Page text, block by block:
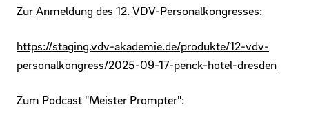
Zur Anmeldung des 12. VDV-Personalkongresses:
https://staging.vdv-akademie.de/produkte/12-vdv-
personalkongress/2025-09-17-penck-hotel-dresden
Zum Podcast "Meister Prompter":